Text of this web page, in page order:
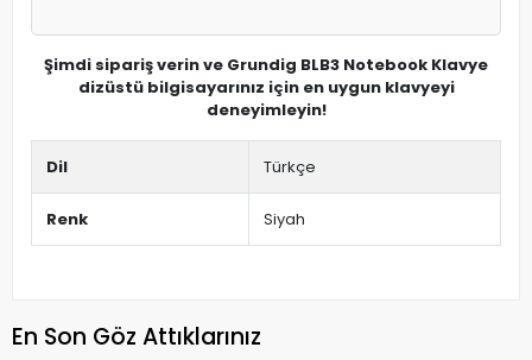
Şimdi sipariş verin ve Grundig BLB3 Notebook Klavye
dizüstü bilgisayarınız için en uygun klavyeyi
deneyimleyin!
Dil Türkçe
Renk Siyah
En Son Göz Attıklarınız